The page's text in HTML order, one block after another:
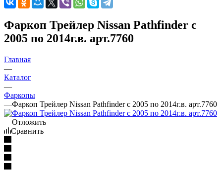
Фаркоп Трейлер Nissan Pathfinder с
2005 по 2014г.в. арт.7760
Главная
—
Каталог
—
Фаркопы
—Фаркоп Трейлер Nissan Pathfinder с 2005 по 2014г.в. арт.7760
Отложить
Сравнить